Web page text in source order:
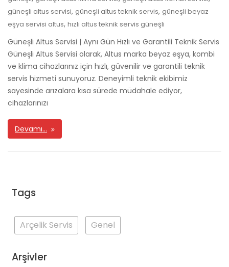
güneşli altus servisi, güneşli altus teknik servis, güneşli beyaz
eşya servisi altus, hızlı altus teknik servis güneşli
Güneşli Altus Servisi | Aynı Gün Hızlı ve Garantili Teknik Servis
Güneşli Altus Servisi olarak, Altus marka beyaz eşya, kombi
ve klima cihazlarınız için hızlı, güvenilir ve garantili teknik
servis hizmeti sunuyoruz. Deneyimli teknik ekibimiz
sayesinde arızalara kısa sürede müdahale ediyor,
cihazlarınızı
Devamı…
Tags
Arçelik Servis Genel
Arşivler